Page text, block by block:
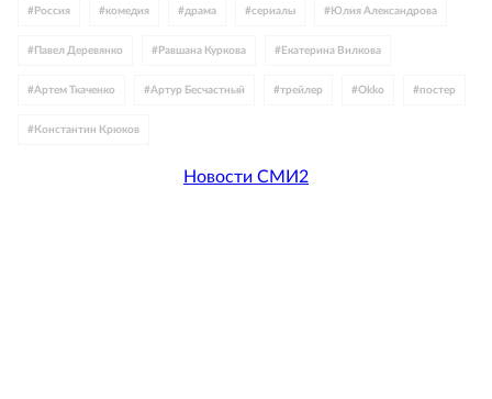
# Россия #комедия #драма #сериалы # Юлия Александрова
# Павел Деревянко # Равшана Куркова # Екатерина Вилкова
#Артем Ткаченко #Артур Бесчастный #трейлер #Okko #постер
# Константин Крюков
Новости СМИ2